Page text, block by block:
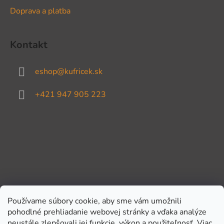
Používame súbory cookie, aby sme vám umožnili
pohodlné prehliadanie webovej stránky a vďaka analýze
Doprava a platba
Kontakt
eshop@kufricek.sk
+421 947 905 223